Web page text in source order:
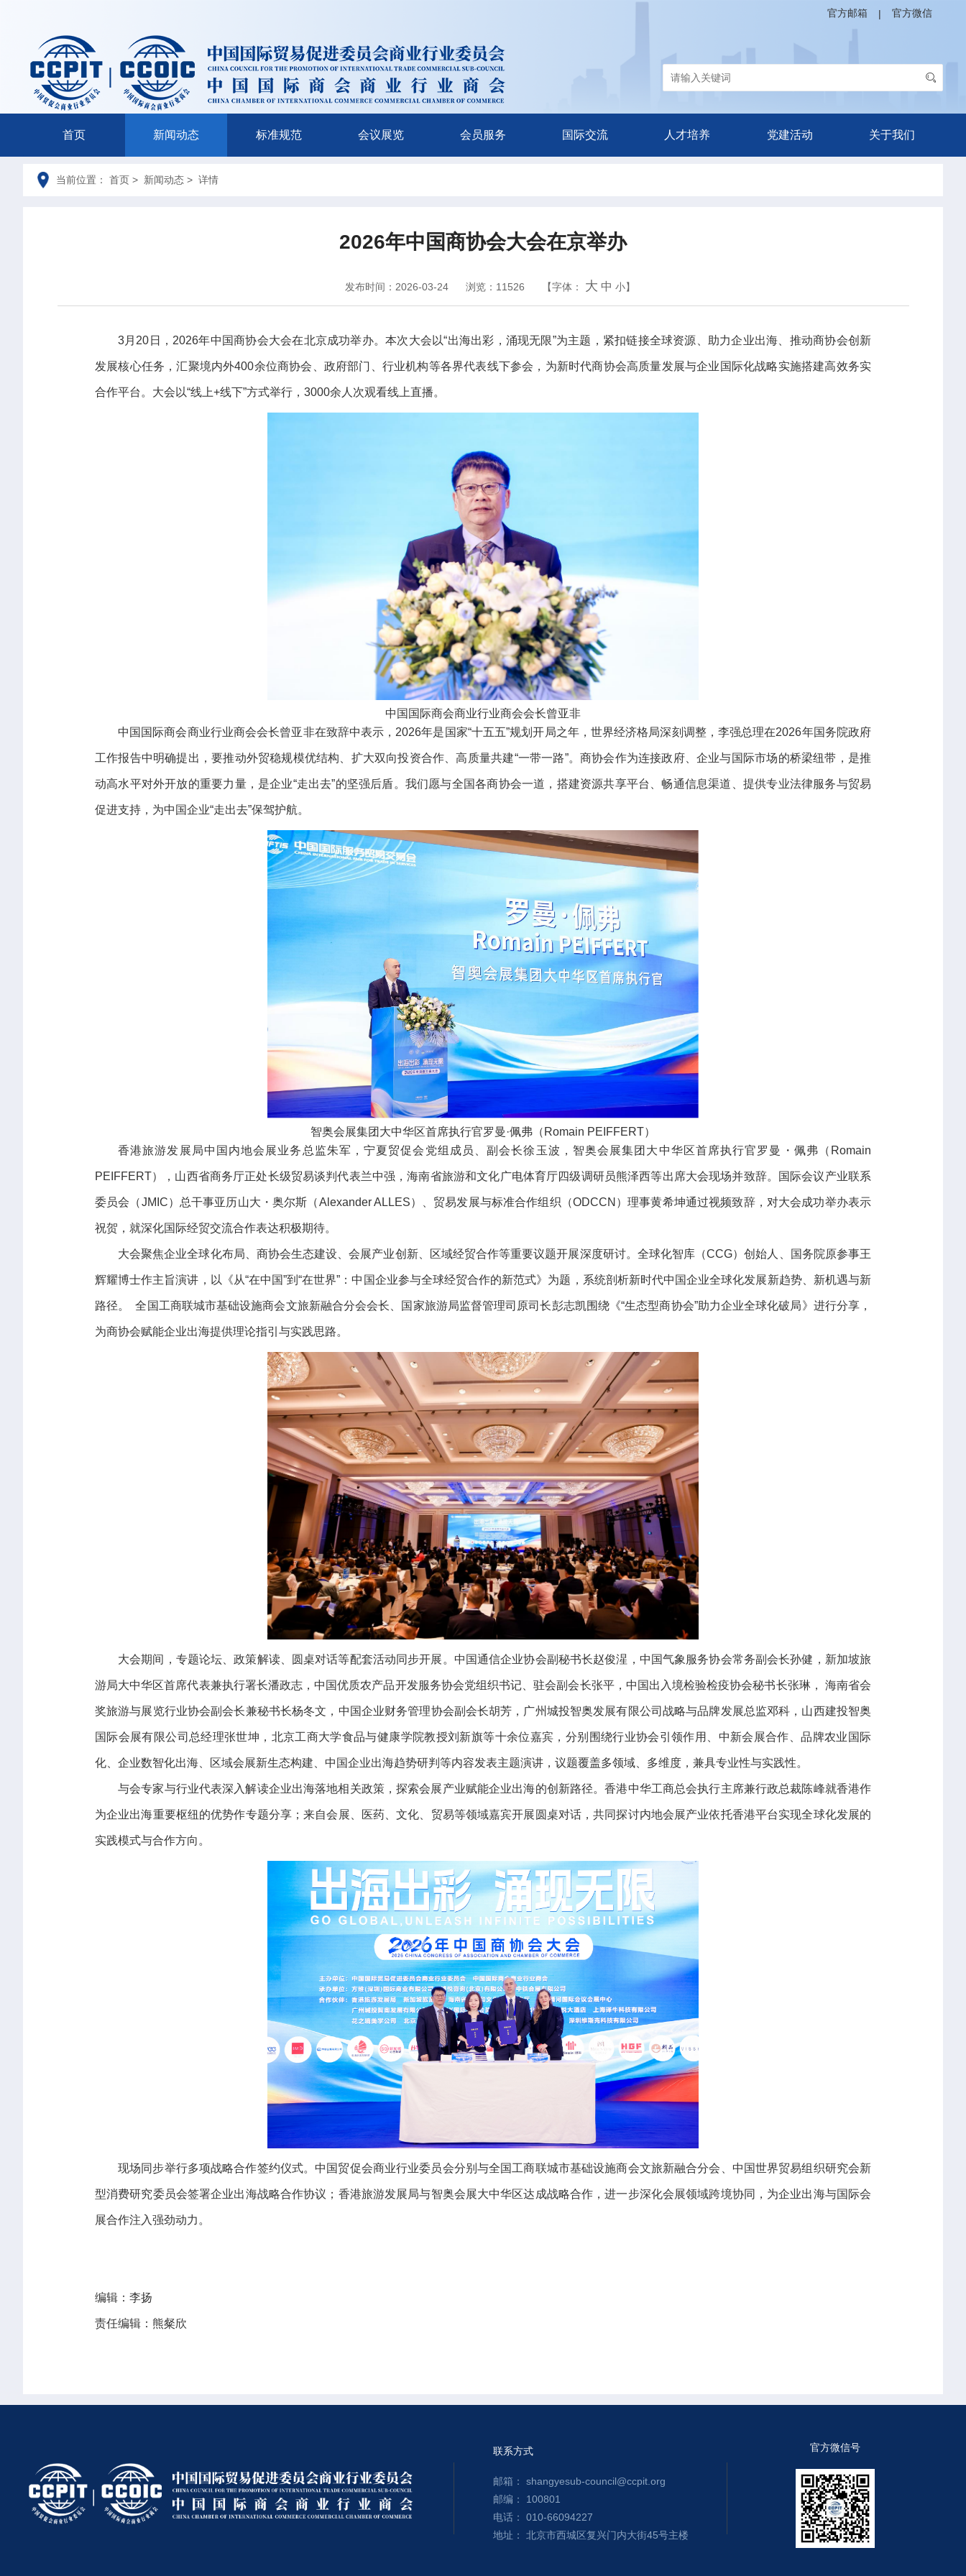
官方邮箱 | 官方微信
首页 新闻动态 标准规范 会议展览 会员服务 国际交流 人才培养 党建活动 关于我们
当前位置： 首页 > 新闻动态 > 详情
2026年中国商协会大会在京举办
发布时间：2026-03-24 浏览：11526 【字体： 大 中 小】
3月20日，2026年中国商协会大会在北京成功举办。本次大会以“出海出彩，涌现无限”为主题，紧扣链接全球资源、助力企业出海、推动商协会创新
发展核心任务，汇聚境内外400余位商协会、政府部门、行业机构等各界代表线下参会，为新时代商协会高质量发展与企业国际化战略实施搭建高效务实
合作平台。大会以“线上+线下”方式举行，3000余人次观看线上直播。
中国国际商会商业行业商会会长曾亚非
中国国际商会商业行业商会会长曾亚非在致辞中表示，2026年是国家“十五五”规划开局之年，世界经济格局深刻调整，李强总理在2026年国务院政府
工作报告中明确提出，要推动外贸稳规模优结构、扩大双向投资合作、高质量共建“一带一路”。商协会作为连接政府、企业与国际市场的桥梁纽带，是推
动高水平对外开放的重要力量，是企业“走出去”的坚强后盾。我们愿与全国各商协会一道，搭建资源共享平台、畅通信息渠道、提供专业法律服务与贸易
促进支持，为中国企业“走出去”保驾护航。
智奥会展集团大中华区首席执行官罗曼·佩弗（Romain PEIFFERT）
香港旅游发展局中国内地会展业务总监朱军，宁夏贸促会党组成员、副会长徐玉波，智奥会展集团大中华区首席执行官罗曼・佩弗（Romain
PEIFFERT），山西省商务厅正处长级贸易谈判代表兰中强，海南省旅游和文化广电体育厅四级调研员熊泽西等出席大会现场并致辞。国际会议产业联系
委员会（JMIC）总干事亚历山大・奥尔斯（Alexander ALLES）、贸易发展与标准合作组织（ODCCN）理事黄希坤通过视频致辞，对大会成功举办表示
祝贺，就深化国际经贸交流合作表达积极期待。
大会聚焦企业全球化布局、商协会生态建设、会展产业创新、区域经贸合作等重要议题开展深度研讨。全球化智库（CCG）创始人、国务院原参事王
辉耀博士作主旨演讲，以《从“在中国”到“在世界”：中国企业参与全球经贸合作的新范式》为题，系统剖析新时代中国企业全球化发展新趋势、新机遇与新
路径。 全国工商联城市基础设施商会文旅新融合分会会长、国家旅游局监督管理司原司长彭志凯围绕《“生态型商协会”助力企业全球化破局》进行分享，
为商协会赋能企业出海提供理论指引与实践思路。
大会期间，专题论坛、政策解读、圆桌对话等配套活动同步开展。中国通信企业协会副秘书长赵俊湦，中国气象服务协会常务副会长孙健，新加坡旅
游局大中华区首席代表兼执行署长潘政志，中国优质农产品开发服务协会党组织书记、驻会副会长张平，中国出入境检验检疫协会秘书长张琳， 海南省会
奖旅游与展览行业协会副会长兼秘书长杨冬文，中国企业财务管理协会副会长胡芳，广州城投智奥发展有限公司战略与品牌发展总监邓科，山西建投智奥
国际会展有限公司总经理张世坤，北京工商大学食品与健康学院教授刘新旗等十余位嘉宾，分别围绕行业协会引领作用、中新会展合作、品牌农业国际
化、企业数智化出海、区域会展新生态构建、中国企业出海趋势研判等内容发表主题演讲，议题覆盖多领域、多维度，兼具专业性与实践性。
与会专家与行业代表深入解读企业出海落地相关政策，探索会展产业赋能企业出海的创新路径。香港中华工商总会执行主席兼行政总裁陈峰就香港作
为企业出海重要枢纽的优势作专题分享；来自会展、医药、文化、贸易等领域嘉宾开展圆桌对话，共同探讨内地会展产业依托香港平台实现全球化发展的
实践模式与合作方向。
现场同步举行多项战略合作签约仪式。中国贸促会商业行业委员会分别与全国工商联城市基础设施商会文旅新融合分会、中国世界贸易组织研究会新
型消费研究委员会签署企业出海战略合作协议；香港旅游发展局与智奥会展大中华区达成战略合作，进一步深化会展领域跨境协同，为企业出海与国际会
展合作注入强劲动力。
编辑：李扬
责任编辑：熊粲欣
联系方式
邮箱： shangyesub-council@ccpit.org
邮编： 100801
电话： 010-66094227
地址： 北京市西城区复兴门内大街45号主楼
官方微信号